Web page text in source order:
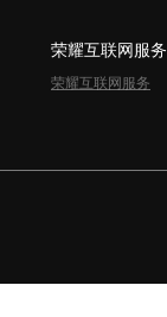
荣耀互联网服务
荣耀互联网服务